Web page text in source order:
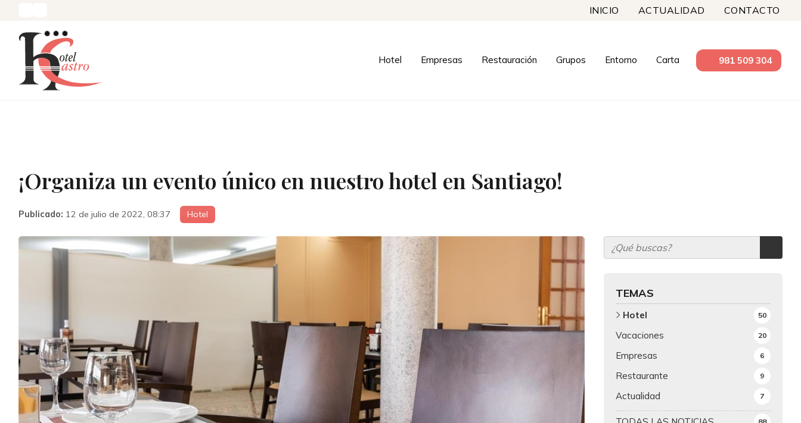
INICIO ACTUALIDAD CONTACTO
Hotel Empresas Restauración Grupos Entorno Carta 981 509 304
¡Organiza un evento único en nuestro hotel en Santiago!
Publicado: 12 de julio de 2022, 08:37 Hotel
TEMAS
Hotel 50
Vacaciones 20
Empresas 6
Restaurante 9
Actualidad 7